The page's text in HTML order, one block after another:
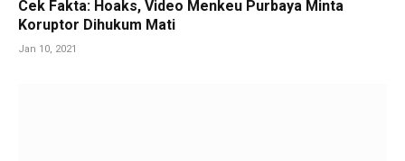
Cek Fakta: Hoaks, Video Menkeu Purbaya Minta
Koruptor Dihukum Mati
Jan 10, 2021